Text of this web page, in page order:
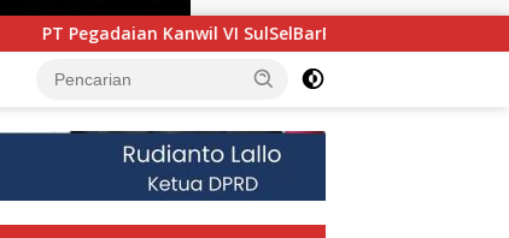
Maluku Luncurkan Program PANDE EMAS untuk